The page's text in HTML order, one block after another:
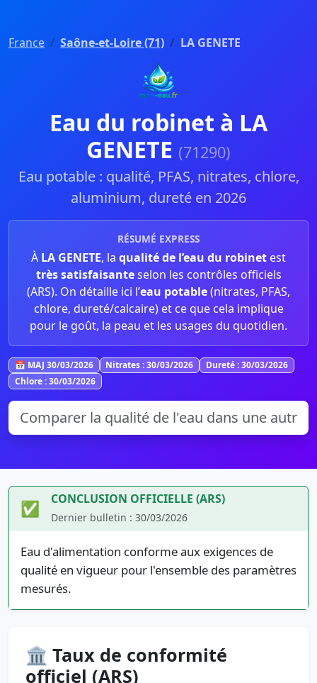
France Saône-et-Loire (71) LA GENETE
Eau du robinet à LA
GENETE (71290)
Eau potable : qualité, PFAS, nitrates, chlore,
aluminium, dureté en 2026
RÉSUMÉ EXPRESS
À LA GENETE, la qualité de l’eau du robinet est
très satisfaisanteselon les contrôles officiels
(ARS). On détaille ici l’eau potable(nitrates, PFAS,
chlore, dureté/calcaire) et ce que cela implique
pour le goût, la peau et les usages du quotidien.
📅 MAJ 30/03/2026 Nitrates : 30/03/2026
Dureté : 30/03/2026
Chlore : 30/03/2026
✅ CONCLUSION OFFICIELLE (ARS)
Dernier bulletin : 30/03/2026
Eau d'alimentation conforme aux exigences de
qualité en vigueur pour l'ensemble des paramètres
mesurés.
🏛️ Taux de conformité
officiel (ARS)